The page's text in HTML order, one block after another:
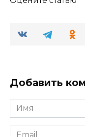
Добавить
Имя
*
Email